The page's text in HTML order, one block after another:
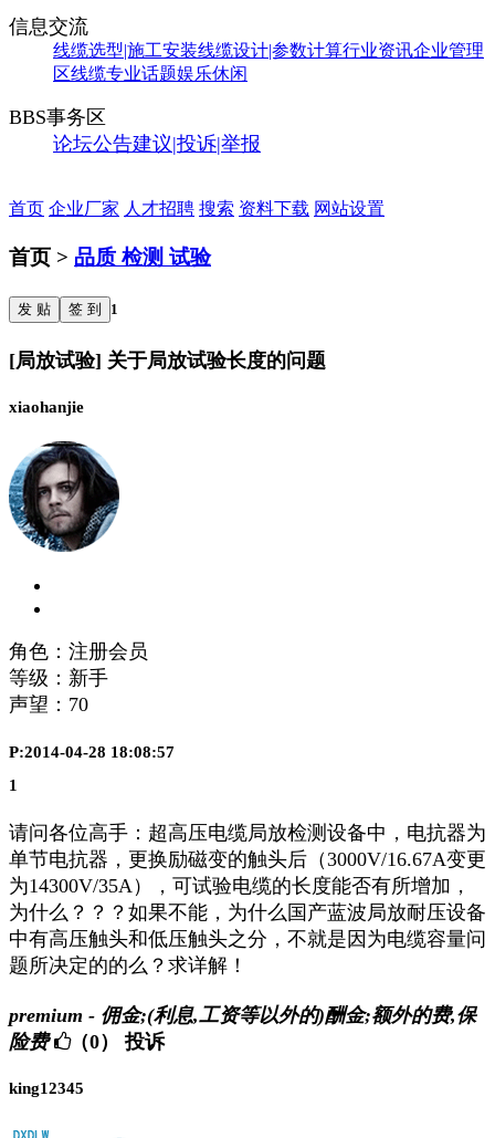
信息交流
线缆选型|施工安装线缆设计|参数计算行业资讯企业管理
区线缆专业话题娱乐休闲
BBS事务区
论坛公告建议|投诉|举报
首页 企业厂家 人才招聘 搜索 资料下载 网站设置
首页 > 品质 检测 试验
发 贴 签 到 1
[局放试验] 关于局放试验长度的问题
xiaohanjie
角色：注册会员
等级：新手
声望： 70
P:2014-04-28 18:08:57
1
请问各位高手：超高压电缆局放检测设备中，电抗器为
单节电抗器，更换励磁变的触头后（3000V/16.67A变更
为14300V/35A），可试验电缆的长度能否有所增加，
为什么？？？如果不能，为什么国产蓝波局放耐压设备
中有高压触头和低压触头之分，不就是因为电缆容量问
题所决定的的么？求详解！
premium - 佣金;(利息,工资等以外的)酬金;额外的费,保
险费
（0） 投诉
king12345